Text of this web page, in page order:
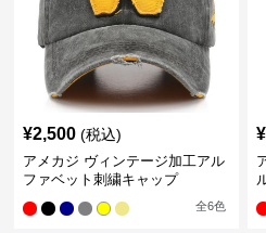
¥2,500 (税込)
アメカジ ヴィンテージ加工アル
ファベット刺繍キャップ
全6色
¥